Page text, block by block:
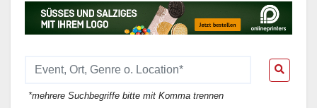
*mehrere Suchbegriffe bitte mit Komma trennen